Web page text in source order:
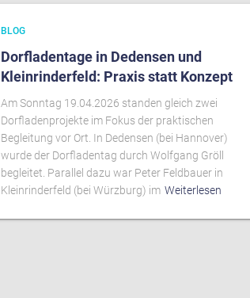
BLOG
Dorfladentage in Dedensen und
Kleinrinderfeld: Praxis statt Konzept
Am Sonntag 19.04.2026 standen gleich zwei
Dorfladenprojekte im Fokus der praktischen
Begleitung vor Ort. In Dedensen (bei Hannover)
wurde der Dorfladentag durch Wolfgang Gröll
begleitet. Parallel dazu war Peter Feldbauer in
Kleinrinderfeld (bei Würzburg) im Weiterlesen